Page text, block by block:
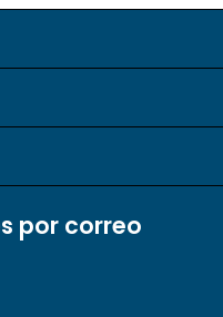
por correo